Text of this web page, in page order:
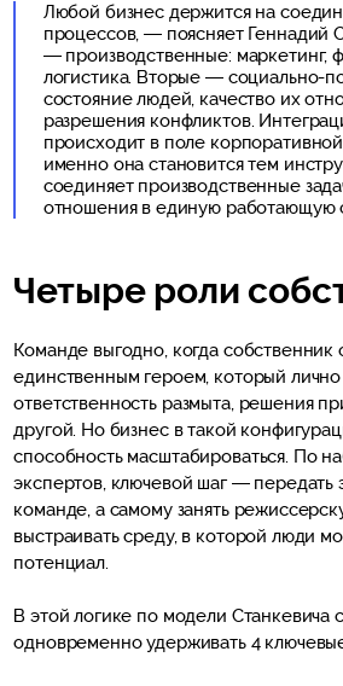
Любой бизнес держится на
процессов, — поясняет Геннадий
— производственные: маркетинг,
логистика. Вторые — социально-
состояние людей, качество их
разрешения конфликтов.
происходит в поле
именно она становится тем
соединяет производственные
отношения в единую работающую
Четыре роли
Команде выгодно, когда собственник
единственным героем, который
ответственность размыта, решения
другой. Но бизнес в такой
способность масштабироваться. По
экспертов, ключевой шаг — передать
команде, а самому занять
выстраивать среду, в которой люди
потенциал.
В этой логике по модели Станкевича
одновременно удерживать 4